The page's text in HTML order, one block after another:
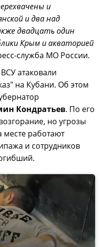
и
и два над
двадцать один
Крым и акваторией
служба МО России.
атаковали
на Кубани. Об этом
Кондратьев. По его
но угрозы
месте работают
и сотрудников